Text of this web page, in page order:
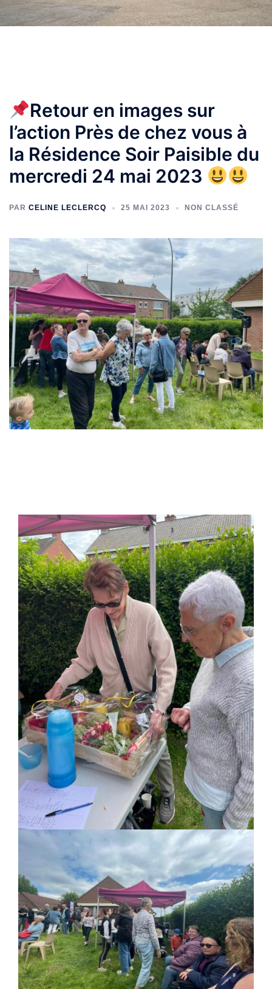
Retour en images sur
l’action Près de chez vous à
la Résidence Soir Paisible du
mercredi 24 mai 2023
PAR CELINE LECLERCQ 25 MAI 2023 NON CLASSÉ